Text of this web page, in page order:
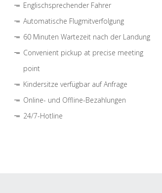
Englischsprechender Fahrer
Automatische Flugmitverfolgung
60 Minuten Wartezeit nach der Landung
Convenient pickup at precise meeting
point
Kindersitze verfügbar auf Anfrage
Online- und Offline-Bezahlungen
24/7-Hotline